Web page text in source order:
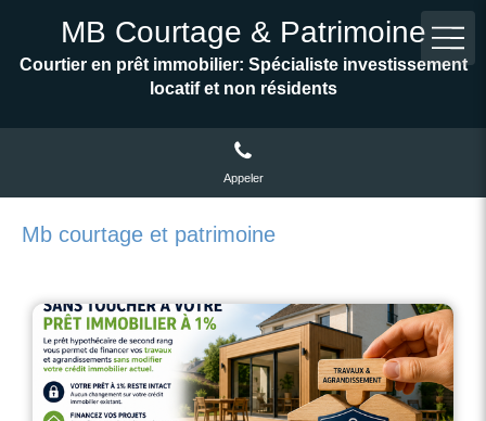
MB Courtage & Patrimoine
Courtier en prêt immobilier: Spécialiste investissement
locatif et non résidents
Appeler
Mb courtage et patrimoine